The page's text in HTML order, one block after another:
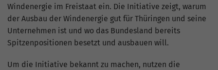
Windenergie im Freistaat ein. Die Initiative zeigt, warum
der Ausbau der Windenergie gut für Thüringen und seine
Unternehmen ist und wo das Bundesland bereits
Spitzenpositionen besetzt und ausbauen will.
Um die Initiative bekannt zu machen, nutzen die